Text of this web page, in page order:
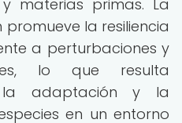
materias primas. La
la resiliencia
a perturbaciones y
lo que resulta
la adaptación y la
en un entorno